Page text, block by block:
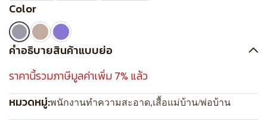
Color
คำอธิบายสินค้าแบบย่อ
ราคานี้รวมภาษีมูลค่าเพิ่ม 7% แล้ว
หมวดหมู่:พนักงานทำความสะอาด,เสื้อแม่บ้าน/พ่อบ้าน